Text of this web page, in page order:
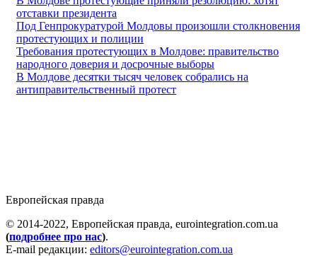
отставки президента
Под Генпрокуратурой Молдовы произошли столкновения
протестующих и полиции
Требования протестующих в Молдове: правительство
народного доверия и досрочные выборы
В Молдове десятки тысяч человек собрались на
антиправительственный протест
Европейская правда
© 2014-2022, Европейская правда, eurointegration.com.ua
(подробнее про нас).
E-mail редакции: editors@eurointegration.com.ua